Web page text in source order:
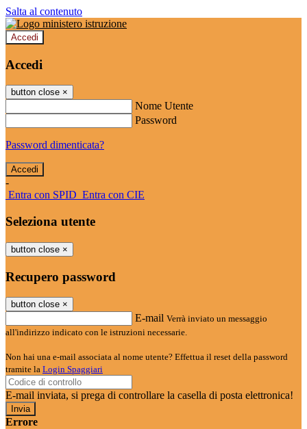
Salta al contenuto
Accedi
Accedi
button close ×
Nome Utente
Password
Password dimenticata?
-
Entra con SPID Entra con CIE
Seleziona utente
button close ×
Recupero password
button close ×
E-mail Verrà inviato un messaggio
all'indirizzo indicato con le istruzioni necessarie.
Non hai una e-mail associata al nome utente? Effettua il reset della password
tramite la Login Spaggiari
E-mail inviata, si prega di controllare la casella di posta elettronica!
Errore